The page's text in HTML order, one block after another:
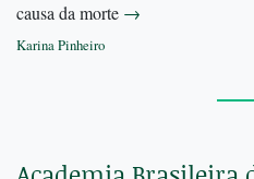
causa da morte →
Karina Pinheiro